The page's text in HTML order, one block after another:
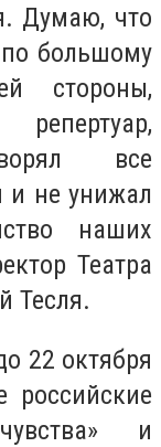
Думаю, что
большому
стороны,
все
и не унижал
наших
Театра
Тесля.
22 октября
российские
и